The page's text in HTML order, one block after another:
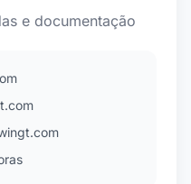
e documentação